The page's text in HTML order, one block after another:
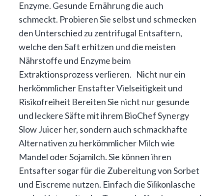
Enzyme. Gesunde Ernährung die auch
schmeckt. Probieren Sie selbst und schmecken
den Unterschied zu zentrifugal Entsaftern,
welche den Saft erhitzen und die meisten
Nährstoffe und Enzyme beim
Extraktionsprozess verlieren. Nicht nur ein
herkömmlicher Enstafter Vielseitigkeit und
Risikofreiheit Bereiten Sie nicht nur gesunde
und leckere Säfte mit ihrem BioChef Synergy
Slow Juicer her, sondern auch schmackhafte
Alternativen zu herkömmlicher Milch wie
Mandel oder Sojamilch. Sie können ihren
Entsafter sogar für die Zubereitung von Sorbet
und Eiscreme nutzen. Einfach die Silikonlasche